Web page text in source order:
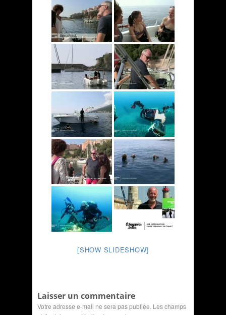
[SHOW SLIDESHOW]
Laisser un commentaire
Votre adresse e-mail ne sera pas publiée. Les champs